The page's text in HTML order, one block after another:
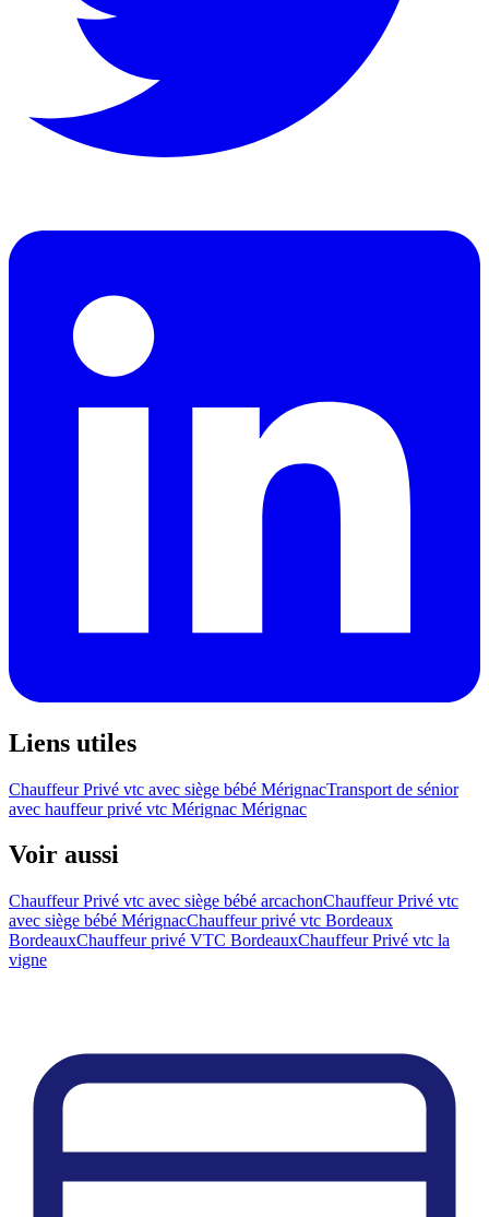
Liens utiles
Chauffeur Privé vtc avec siège bébé MérignacTransport de sénior
avec hauffeur privé vtc Mérignac Mérignac
Voir aussi
Chauffeur Privé vtc avec siège bébé arcachonChauffeur Privé vtc
avec siège bébé MérignacChauffeur privé vtc Bordeaux
BordeauxChauffeur privé VTC BordeauxChauffeur Privé vtc la
vigne